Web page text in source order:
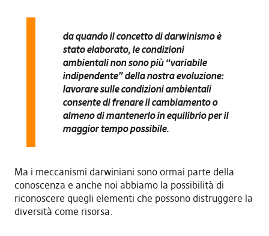
da quando il concetto di darwinismo è
stato elaborato, le condizioni
ambientali non sono più “variabile
indipendente” della nostra evoluzione:
lavorare sulle condizioni ambientali
consente di frenare il cambiamento o
almeno di mantenerlo in equilibrio per il
maggior tempo possibile.
Ma i meccanismi darwiniani sono ormai parte della
conoscenza e anche noi abbiamo la possibilità di
riconoscere quegli elementi che possono distruggere la
diversità come risorsa.